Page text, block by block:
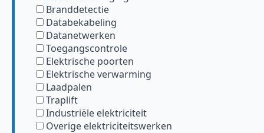
Branddetectie
Databekabeling
Datanetwerken
Toegangscontrole
Elektrische poorten
Elektrische verwarming
Laadpalen
Traplift
Industriële elektriciteit
Overige elektriciteitswerken